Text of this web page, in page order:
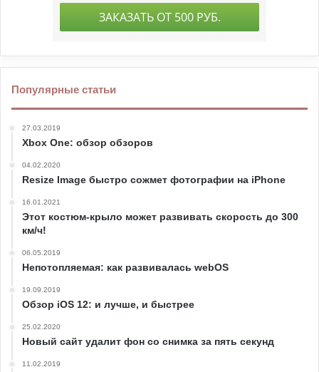
Популярные статьи
27.03.2019
Xbox One: обзор обзоров
04.02.2020
Resize Image быстро сожмет фотографии на iPhone
16.01.2021
Этот костюм-крыло может развивать скорость до 300
км/ч!
06.05.2019
Непотопляемая: как развивалась webOS
19.09.2019
Обзор iOS 12: и лучше, и быстрее
25.02.2020
Новый сайт удалит фон со снимка за пять секунд
11.02.2019